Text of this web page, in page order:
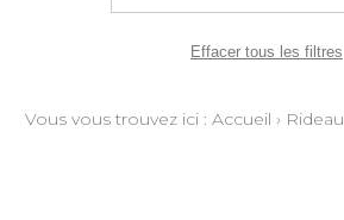
Effacer tous les filtres
Vous vous trouvez ici : Accueil › Rideau